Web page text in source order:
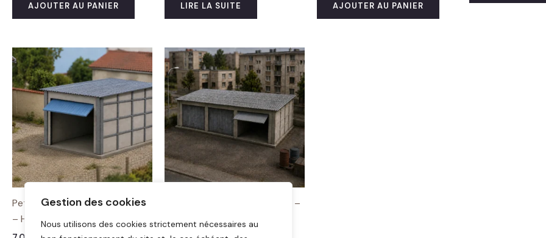
Gestion des cookies
Nous utilisons des cookies strictement nécessaires au
AJOUTER AU PANIER LIRE LA SUITE AJOUTER AU PANIER
Petit garage préfabriqué béton
– HO (1:87)
Garages préfabriqués béton –
HO (1:87)